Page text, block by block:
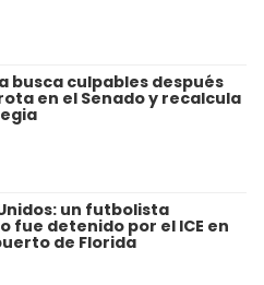
busca culpables después
en el Senado y recalcula
un futbolista
fue detenido por el ICE en
de Florida